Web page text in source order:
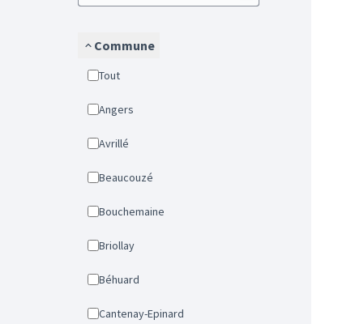
Commune
Tout
Angers
Avrillé
Beaucouzé
Bouchemaine
Briollay
Béhuard
Cantenay-Epinard